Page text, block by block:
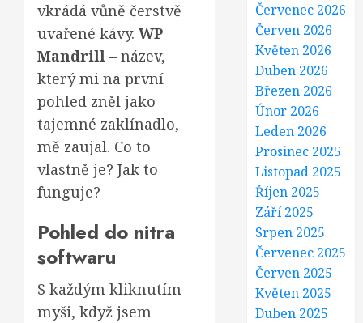
vkrádá vůně čerstvě
uvařené kávy. WP
Mandrill – název,
který mi na první
pohled zněl jako
tajemné zaklínadlo,
mě zaujal. Co to
vlastně je? Jak to
funguje?
Pohled do nitra
softwaru
S každým kliknutím
myši, když jsem
Červenec 2026
Červen 2026
Květen 2026
Duben 2026
Březen 2026
Únor 2026
Leden 2026
Prosinec 2025
Listopad 2025
Říjen 2025
Září 2025
Srpen 2025
Červenec 2025
Červen 2025
Květen 2025
Duben 2025